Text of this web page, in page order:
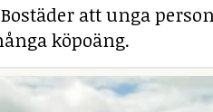
att unga
köpoäng.